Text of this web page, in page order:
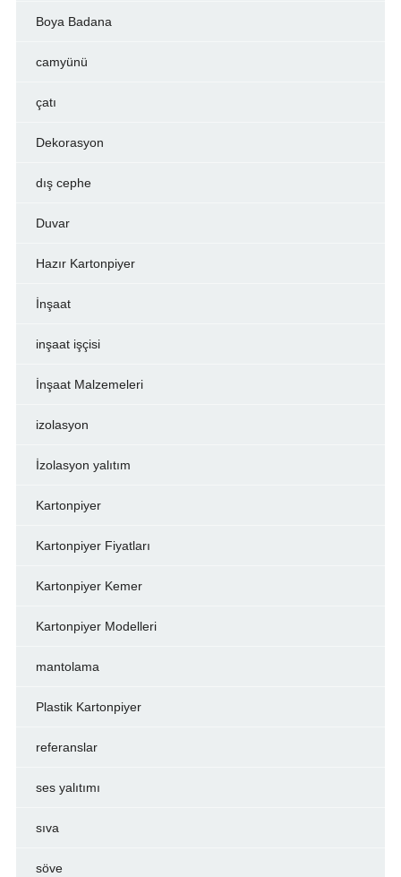
Boya Badana
camyünü
çatı
Dekorasyon
dış cephe
Duvar
Hazır Kartonpiyer
İnşaat
inşaat işçisi
İnşaat Malzemeleri
izolasyon
İzolasyon yalıtım
Kartonpiyer
Kartonpiyer Fiyatları
Kartonpiyer Kemer
Kartonpiyer Modelleri
mantolama
Plastik Kartonpiyer
referanslar
ses yalıtımı
sıva
söve